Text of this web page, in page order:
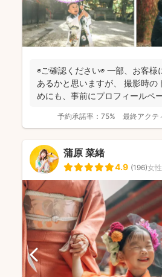
◉ご確認ください◉ 一部、お客様
あるかと思いますが、 撮影時の
めにも、事前にプロフィールペ
予約承諾率： 75% 最終アクテ
蒲原 菜緒
4.9 (196)女性